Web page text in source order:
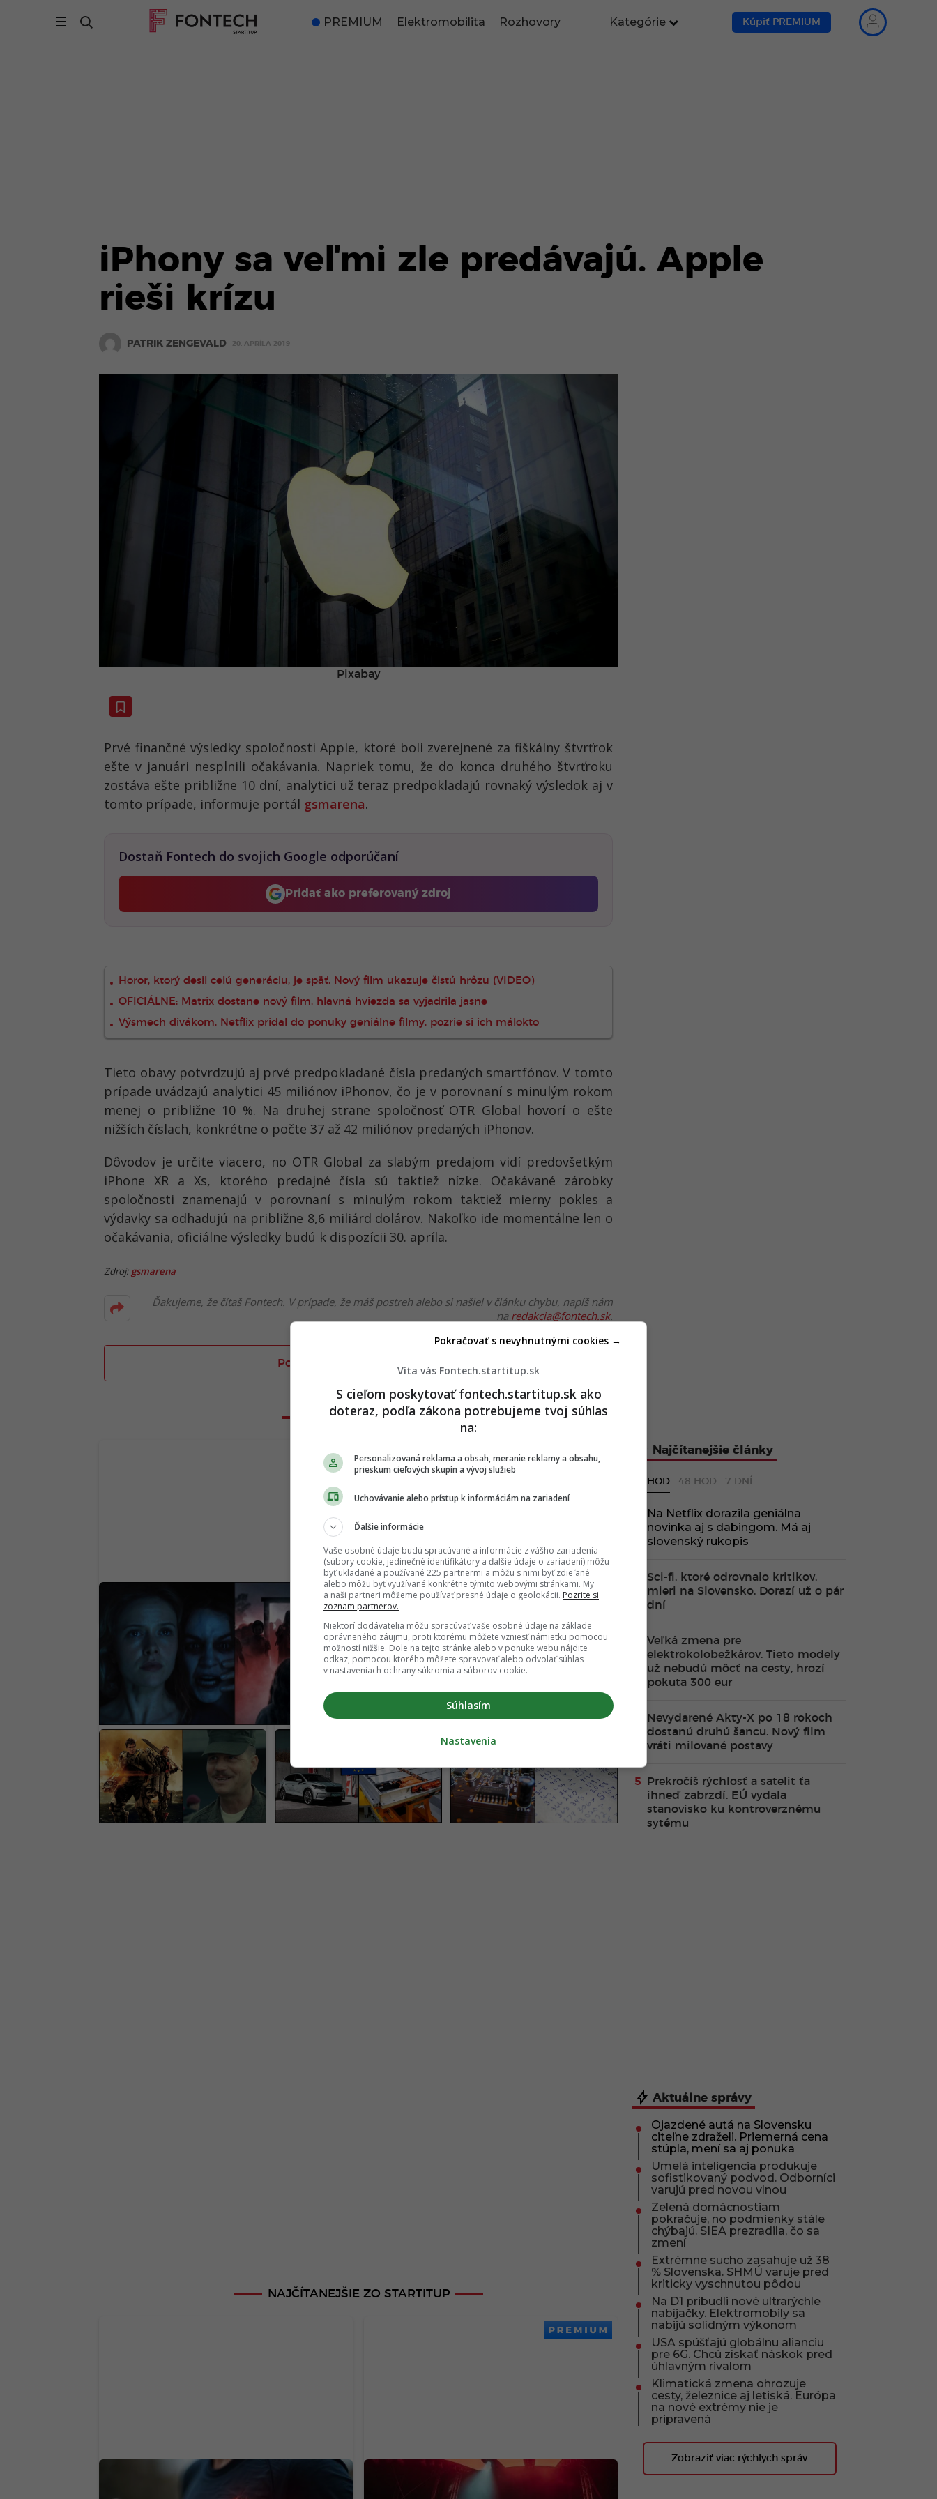
PREMIUM Elektromobilita Rozhovory Kategórie Kúpiť PREMIUM
iPhony sa veľmi zle predávajú. Apple
rieši krízu
PATRIK ZENGEVALD 20. APRÍLA 2019
Pixabay
Prvé finančné výsledky spoločnosti Apple, ktoré boli zverejnené za fiškálny štvrťrok
ešte v januári nesplnili očakávania. Napriek tomu, že do konca druhého štvrťroku
zostáva ešte približne 10 dní, analytici už teraz predpokladajú rovnaký výsledok aj v
tomto prípade, informuje portál gsmarena.
Dostaň Fontech do svojich Google odporúčaní
Pridať ako preferovaný zdroj
Fontech, odkaz sa otvorí v novom okne
Horor, ktorý desil celú generáciu, je späť. Nový film ukazuje čistú hrôzu (VIDEO)
OFICIÁLNE: Matrix dostane nový film, hlavná hviezda sa vyjadrila jasne
Výsmech divákom. Netflix pridal do ponuky geniálne filmy, pozrie si ich málokto
Tieto obavy potvrdzujú aj prvé predpokladané čísla predaných smartfónov. V tomto
prípade uvádzajú analytici 45 miliónov iPhonov, čo je v porovnaní s minulým rokom
menej o približne 10 %. Na druhej strane spoločnosť OTR Global hovorí o ešte
nižších číslach, konkrétne o počte 37 až 42 miliónov predaných iPhonov.
Dôvodov je určite viacero, no OTR Global za slabým predajom vidí predovšetkým
iPhone XR a Xs, ktorého predajné čísla sú taktiež nízke. Očakávané zárobky
spoločnosti znamenajú v porovnaní s minulým rokom taktiež mierny pokles a
výdavky sa odhadujú na približne 8,6 miliárd dolárov. Nakoľko ide momentálne len o
očakávania, oficiálne výsledky budú k dispozícii 30. apríla.
Zdroj: gsmarena
Ďakujeme, že čítaš Fontech. V prípade, že máš postreh alebo si našiel v článku chybu, napíš nám
na redakcia@fontech.sk.
Poslať TIP redakcii na článok
TERAZ ČÍTAJÚ
Horor, ktorý desil celú generáciu, je späť.
Nový film ukazuje čistú hrôzu (VIDEO)
OFICIÁLNE: Matrix dostane nový film,
hlavná hviezda sa vyjadrila jasne
Výsmech divákom. Netflix
pridal do ponuky geniálne
filmy, pozrie si ich málokto
Prísne nariadenie začne
platiť už tento rok
Stačil je jeden krátky
ročný slávny problém
matematiky
NAJČÍTANEJŠIE ZO STARTITUP
Expertky odporúčajú 1/3 šálky jednej
potraviny denne. Zlý cholesterol klesne o 7
PREMIUM
Ušetri na Lovestream festivale: Naši
čitatelia majú až 30 % zľavu na všetky
Najčítanejšie články
24 HOD 48 HOD 7 DNÍ
Na Netflix dorazila geniálna
novinka aj s dabingom. Má aj
slovenský rukopis
Sci-fi, ktoré odrovnalo kritikov,
mieri na Slovensko. Dorazí už o pár
dní
Veľká zmena pre
elektrokolobežkárov. Tieto modely
už nebudú môcť na cesty, hrozí
pokuta 300 eur
Nevydarené Akty-X po 18 rokoch
dostanú druhú šancu. Nový film
vráti milované postavy
Prekročíš rýchlosť a satelit ťa
ihneď zabrzdí. EÚ vydala
stanovisko ku kontroverznému
sytému
Aktuálne správy
Ojazdené autá na Slovensku
citeľne zdraželi. Priemerná cena
stúpla, mení sa aj ponuka
Umelá inteligencia produkuje
sofistikovaný podvod. Odborníci
varujú pred novou vlnou
Zelená domácnostiam
pokračuje, no podmienky stále
chýbajú. SIEA prezradila, čo sa
zmení
Extrémne sucho zasahuje už 38
% Slovenska. SHMÚ varuje pred
kriticky vyschnutou pôdou
Na D1 pribudli nové ultrarýchle
nabíjačky. Elektromobily sa
nabijú solídným výkonom
USA spúšťajú globálnu alianciu
pre 6G. Chcú získať náskok pred
úhlavným rivalom
Klimatická zmena ohrozuje
cesty, železnice aj letiská. Európa
na nové extrémy nie je
pripravená
Zobraziť viac rýchlych správ
Víta vás Fontech.startitup.sk
S cieľom poskytovať fontech.startitup.sk ako
doteraz, podľa zákona potrebujeme tvoj súhlas
na:
Personalizovaná reklama a obsah, meranie reklamy a obsahu,
prieskum cieľových skupín a vývoj služieb
Uchovávanie alebo prístup k informáciám na zariadení
Ďalšie informácie
Vaše osobné údaje budú spracúvané a informácie z vášho zariadenia
(súbory cookie, jedinečné identifikátory a ďalšie údaje o zariadení) môžu
byť ukladané a používané 225 partnermi a môžu s nimi byť zdieľané
alebo môžu byť využívané konkrétne týmito webovými stránkami. My
a naši partneri môžeme používať presné údaje o geolokácii. Pozrite si
zoznam partnerov.
Niektorí dodávatelia môžu spracúvať vaše osobné údaje na základe
oprávneného záujmu, proti ktorému môžete vzniesť námietku pomocou
možností nižšie. Dole na tejto stránke alebo v ponuke webu nájdite
odkaz, pomocou ktorého môžete spravovať alebo odvolať súhlas
v nastaveniach ochrany súkromia a súborov cookie.
Súhlasím
Pokračovať s nevyhnutnými cookies →
Nastavenia